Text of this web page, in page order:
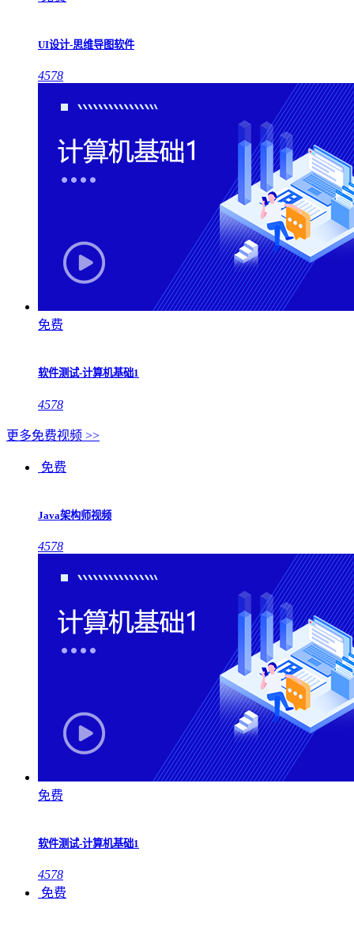
UI设计-思维导图软件
4578
免费
软件测试-计算机基础1
4578
更多免费视频 >>
免费
Java架构师视频
4578
免费
软件测试-计算机基础1
4578
免费